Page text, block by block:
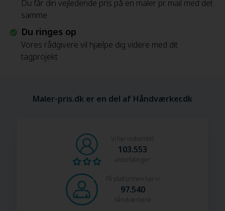
Du får din vejledende pris på en maler pr. mail med det
samme
Du ringes op
Vores rådgivere vil hjælpe dig videre med dit
tagprojekt
Maler-pris.dk er en del af Håndværker.dk
Vi har indsamlet
103.553
anbefalinger
På platformen har vi
97.540
håndværkere